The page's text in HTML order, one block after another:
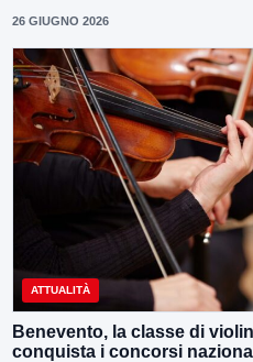
26 GIUGNO 2026
ATTUALITÀ
Benevento, la classe di
conquista i concorsi